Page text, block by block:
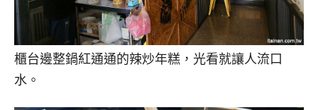
櫃台邊整鍋紅通通的辣炒年糕，光看就讓人流口
水。